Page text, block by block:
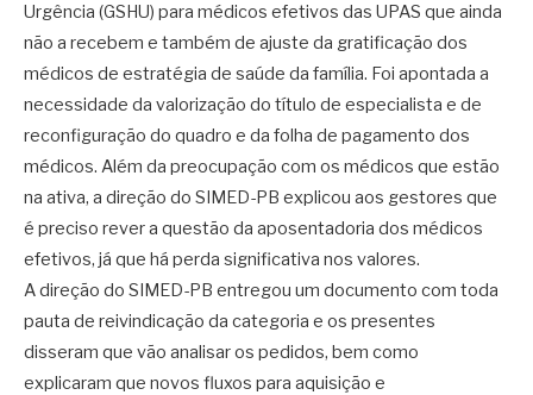
Urgência (GSHU) para médicos efetivos das UPAS que ainda
não a recebem e também de ajuste da gratificação dos
médicos de estratégia de saúde da família. Foi apontada a
necessidade da valorização do título de especialista e de
reconfiguração do quadro e da folha de pagamento dos
médicos. Além da preocupação com os médicos que estão
na ativa, a direção do SIMED-PB explicou aos gestores que
é preciso rever a questão da aposentadoria dos médicos
efetivos, já que há perda significativa nos valores.
A direção do SIMED-PB entregou um documento com toda
pauta de reivindicação da categoria e os presentes
disseram que vão analisar os pedidos, bem como
explicaram que novos fluxos para aquisição e